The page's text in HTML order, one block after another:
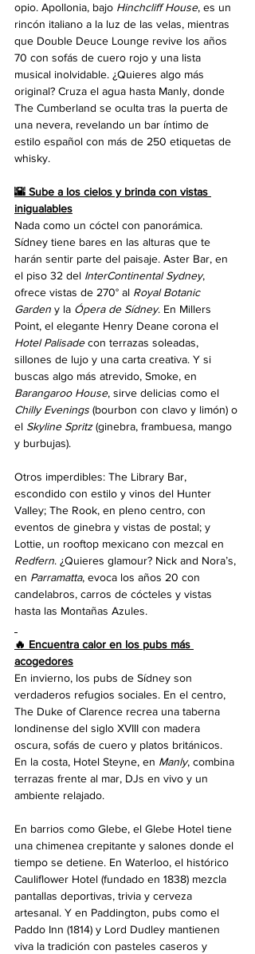
opio. Apollonia, bajo Hinchcliff House, es un
rincón italiano a la luz de las velas, mientras
que Double Deuce Lounge revive los años
70 con sofás de cuero rojo y una lista
musical inolvidable. ¿Quieres algo más
original? Cruza el agua hasta Manly, donde
The Cumberland se oculta tras la puerta de
una nevera, revelando un bar íntimo de
estilo español con más de 250 etiquetas de
whisky.
🌇 Sube a los cielos y brinda con vistas
inigualables
Nada como un cóctel con panorámica.
Sídney tiene bares en las alturas que te
harán sentir parte del paisaje. Aster Bar, en
el piso 32 del InterContinental Sydney,
ofrece vistas de 270° al Royal Botanic
Garden y la Ópera de Sídney. En Millers
Point, el elegante Henry Deane corona el
Hotel Palisade con terrazas soleadas,
sillones de lujo y una carta creativa. Y si
buscas algo más atrevido, Smoke, en
Barangaroo House, sirve delicias como el
Chilly Evenings (bourbon con clavo y limón) o
el Skyline Spritz (ginebra, frambuesa, mango
y burbujas).
Otros imperdibles: The Library Bar,
escondido con estilo y vinos del Hunter
Valley; The Rook, en pleno centro, con
eventos de ginebra y vistas de postal; y
Lottie, un rooftop mexicano con mezcal en
Redfern. ¿Quieres glamour? Nick and Nora’s,
en Parramatta, evoca los años 20 con
candelabros, carros de cócteles y vistas
hasta las Montañas Azules.
🔥 Encuentra calor en los pubs más
acogedores
En invierno, los pubs de Sídney son
verdaderos refugios sociales. En el centro,
The Duke of Clarence recrea una taberna
londinense del siglo XVIII con madera
oscura, sofás de cuero y platos británicos.
En la costa, Hotel Steyne, en Manly, combina
terrazas frente al mar, DJs en vivo y un
ambiente relajado.
En barrios como Glebe, el Glebe Hotel tiene
una chimenea crepitante y salones donde el
tiempo se detiene. En Waterloo, el histórico
Cauliflower Hotel (fundado en 1838) mezcla
pantallas deportivas, trivia y cerveza
artesanal. Y en Paddington, pubs como el
Paddo Inn (1814) y Lord Dudley mantienen
viva la tradición con pasteles caseros y